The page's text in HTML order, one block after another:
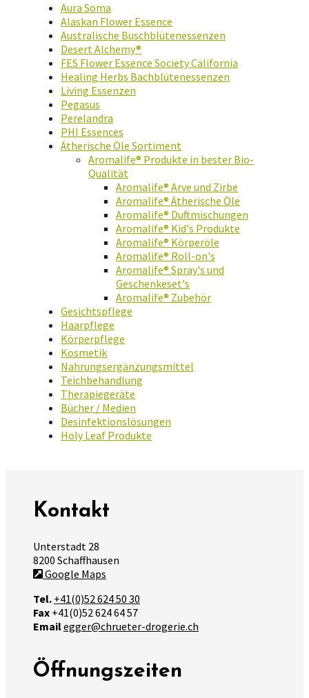
Aura Soma
Alaskan Flower Essence
Australische Buschblütenessenzen
Desert Alchemy®
FES Flower Essence Society California
Healing Herbs Bachblütenessenzen
Living Essenzen
Pegasus
Perelandra
PHI Essences
Ätherische Öle Sortiment
Aromalife® Produkte in bester Bio-
Qualität
Aromalife® Arve und Zirbe
Aromalife® Ätherische Öle
Aromalife® Duftmischungen
Aromalife® Kid's Produkte
Aromalife® Körperöle
Aromalife® Roll-on's
Aromalife® Spray's und
Geschenkeset's
Aromalife® Zubehör
Gesichtspflege
Haarpflege
Körperpflege
Kosmetik
Nahrungsergänzungsmittel
Teichbehandlung
Therapiegeräte
Bücher / Medien
Desinfektionslösungen
Holy Leaf Produkte
Kontakt
Unterstadt 28
8200 Schaffhausen
Google Maps
Tel. +41(0)52 624 50 30
Fax +41(0)52 624 64 57
Emailegger@chrueter-drogerie.ch
Öffnungszeiten